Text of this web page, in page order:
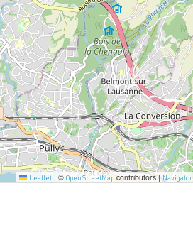
Leaflet | © OpenStreetMapcontributors |Navigator